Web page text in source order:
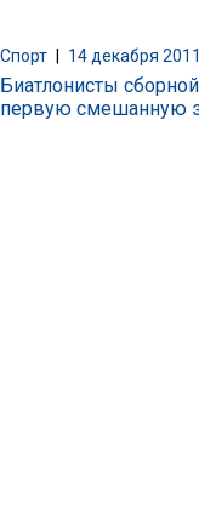
Спорт 14 декабря
Биатлонисты
первую смешанную